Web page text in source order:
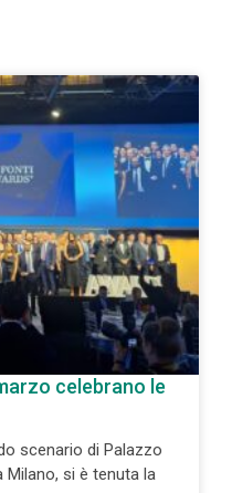
celebrano le
scenario di Palazzo
si è tenuta la